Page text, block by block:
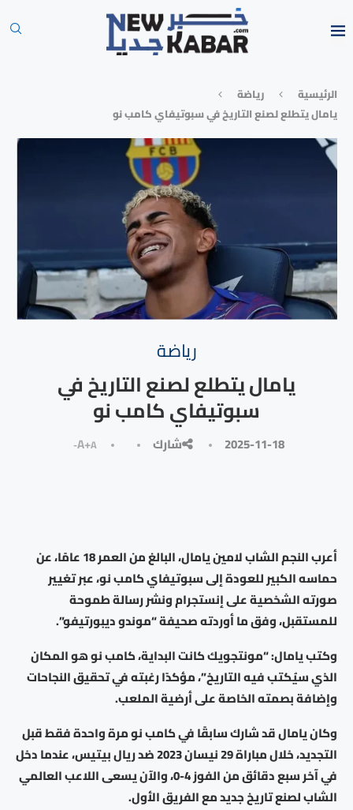
الرئيسية
رياضة
يامال يتطلع لصنع التاريخ في سبوتيفاي كامب نو
رياضة
يامال يتطلع لصنع التاريخ في
سبوتيفاي كامب نو
2025-11-18 شارك A+A-
أعرب النجم الشاب لامين يامال، البالغ من العمر 18 عامًا، عن
حماسه الكبير للعودة إلى سبوتيفاي كامب نو، عبر تغيير
صورته الشخصية على إنستجرام ونشر رسالة طموحة
للمستقبل، وفق ما أوردته صحيفة “موندو ديبورتيفو”.
وكتب يامال: “مونتجويك كانت البداية، كامب نو هو المكان
الذي سيُكتب فيه التاريخ”، مؤكدًا رغبته في تحقيق النجاحات
وإضافة بصمته الخاصة على أرضية الملعب.
وكان يامال قد شارك سابقًا في كامب نو مرة واحدة فقط قبل
التجديد، خلال مباراة 29 نيسان 2023 ضد ريال بيتيس، عندما دخل
في آخر سبع دقائق من الفوز 4-0، والآن يسعى اللاعب العالمي
الشاب لصنع تاريخ جديد مع الفريق الأول.